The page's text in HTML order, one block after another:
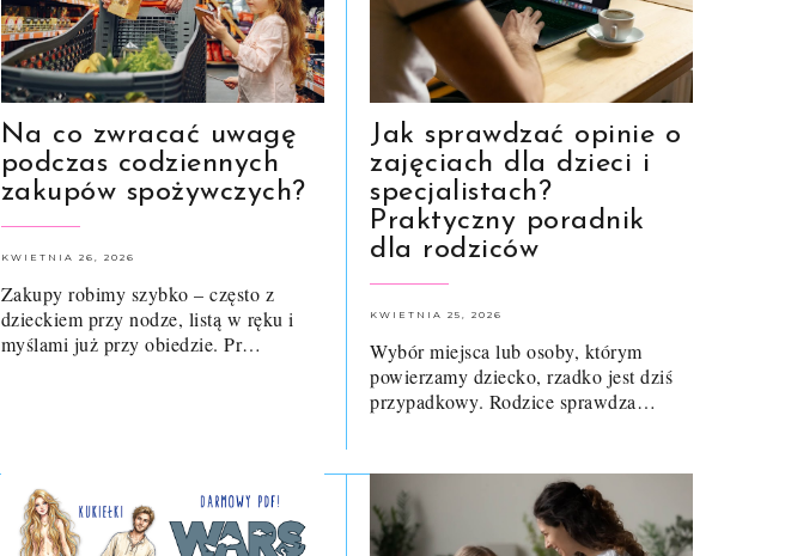
Na co zwracać uwagę
podczas codziennych
zakupów spożywczych?
KWIETNIA 26, 2026
Zakupy robimy szybko – często z
dzieckiem przy nodze, listą w ręku i
myślami już przy obiedzie. Pr…
Jak sprawdzać opinie o
zajęciach dla dzieci i
specjalistach?
Praktyczny poradnik
dla rodziców
KWIETNIA 25, 2026
Wybór miejsca lub osoby, którym
powierzamy dziecko, rzadko jest dziś
przypadkowy. Rodzice sprawdza…